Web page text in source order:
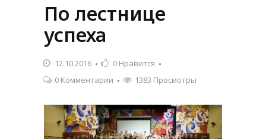
По лестнице
успеха
12.10.2016 0 Нравится
0 Комментарии
1383 Просмотры